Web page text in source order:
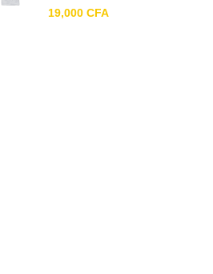
BF 7703 C1
19,000CFA